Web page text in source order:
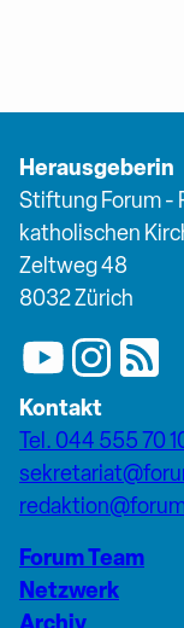
Herausgeberin
Stiftung Forum -
katholischen
Zeltweg 48
8032 Zürich
Kontakt
Tel. 044 555 70
Forum Team
Netzwerk